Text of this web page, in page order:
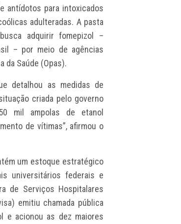
antídotos para intoxicados
adulteradas. A pasta
adquirir fomepizol –
– por meio de agências
da Saúde (Opas).
detalhou as medidas de
criada pelo governo
mil ampolas de etanol
de vítimas”, afirmou o
um estoque estratégico
universitários federais e
de Serviços Hospitalares
emitiu chamada pública
e acionou as dez maiores